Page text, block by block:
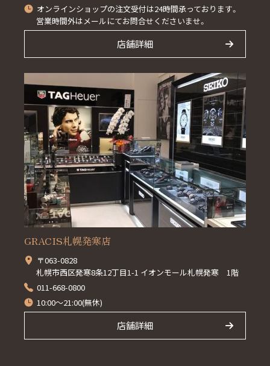
オンラインショップの注文受付は24時間承っております。
営業時間外はメールにてお問合せくださいませ。
店舗詳細
GRACIS札幌発寒店
〒063-0828
札幌市西区発寒8条12丁目1-1 イオンモール札幌発寒 1階
011-668-0800
10:00～21:00(無休)
店舗詳細